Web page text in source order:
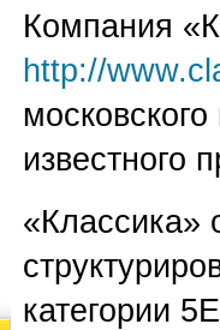
Компания
http://
известного
«Классика»
категории